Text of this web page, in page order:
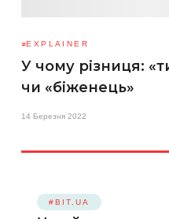
EXPLAINER
У чому різниця:
чи «біженець»
14 Березня 2022
#BIT.UA